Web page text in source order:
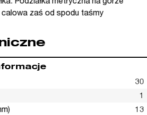
Podziałka metryczna na górze
calowa zaś od spodu taśmy
30
1
13